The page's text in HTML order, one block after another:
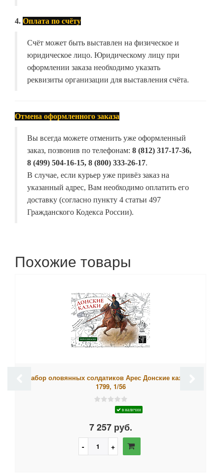
4. Оплата по счёту
Счёт может быть выставлен на физическое и
юридическое лицо. Юридическому лицу при
оформлении заказа необходимо указать
реквизиты организации для выставления счёта.
Отмена оформленного заказа
Вы всегда можете отменить уже оформленный
заказ, позвонив по телефонам: 8 (812) 317-17-36,
8 (499) 504-16-15, 8 (800) 333-26-17.
В случае, если курьер уже привёз заказ на
указанный адрес, Вам необходимо оплатить его
доставку (согласно пункту 4 статьи 497
Гражданского Кодекса России).
Похожие товары
Набор оловянных солдатиков Арес Донские казаки,
1799, 1/56
в наличии
7 257 руб.